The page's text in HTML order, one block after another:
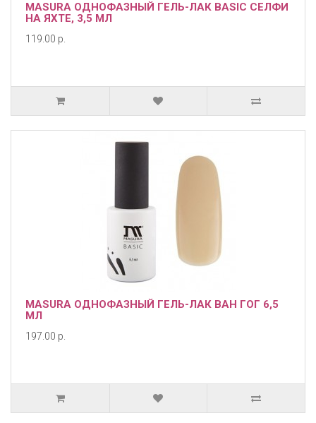
MASURA ОДНОФАЗНЫЙ ГЕЛЬ-ЛАК BASIC СЕЛФИ
НА ЯХТЕ, 3,5 МЛ
119.00 р.
MASURA ОДНОФАЗНЫЙ ГЕЛЬ-ЛАК ВАН ГОГ 6,5
МЛ
197.00 р.